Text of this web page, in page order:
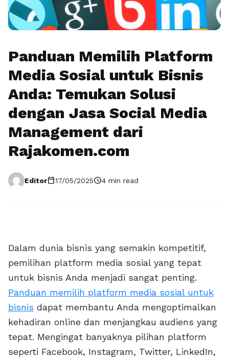
Panduan Memilih Platform
Media Sosial untuk Bisnis
Anda: Temukan Solusi
dengan Jasa Social Media
Management dari
Rajakomen.com
Editorcalendar_today17/05/2025schedule4 min read
Dalam dunia bisnis yang semakin kompetitif,
pemilihan platform media sosial yang tepat
untuk bisnis Anda menjadi sangat penting.
Panduan memilih platform media sosial untuk
bisnis dapat membantu Anda mengoptimalkan
kehadiran online dan menjangkau audiens yang
tepat. Mengingat banyaknya pilihan platform
seperti Facebook, Instagram, Twitter, LinkedIn,